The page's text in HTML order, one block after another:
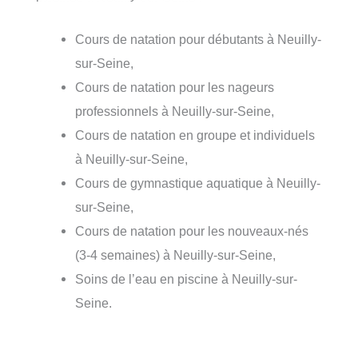
Cours de natation pour débutants à Neuilly-
sur-Seine,
Cours de natation pour les nageurs
professionnels à Neuilly-sur-Seine,
Cours de natation en groupe et individuels
à Neuilly-sur-Seine,
Cours de gymnastique aquatique à Neuilly-
sur-Seine,
Cours de natation pour les nouveaux-nés
(3-4 semaines) à Neuilly-sur-Seine,
Soins de l’eau en piscine à Neuilly-sur-
Seine.